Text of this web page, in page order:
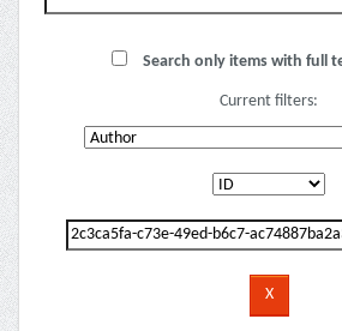
Search only items with full
Current filters: